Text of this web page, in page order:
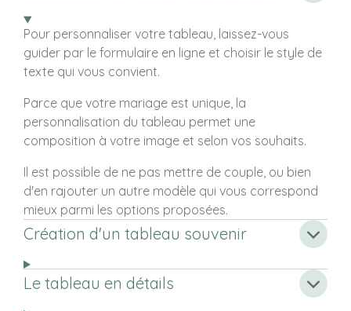
Pour personnaliser votre tableau, laissez-vous
guider par le formulaire en ligne et choisir le style de
texte qui vous convient.
Parce que votre mariage est unique, la
personnalisation du tableau permet une
composition à votre image et selon vos souhaits.
Il est possible de ne pas mettre de couple, ou bien
d'en rajouter un autre modèle qui vous correspond
mieux parmi les options proposées.
Création d'un tableau souvenir
Le tableau en détails